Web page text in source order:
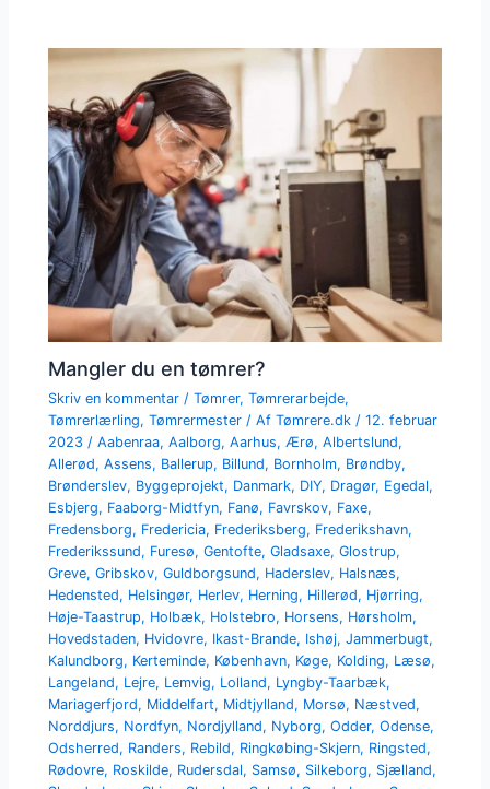
Mangler du en tømrer?
Skriv en kommentar /Tømrer,Tømrerarbejde,
Tømrerlærling,Tømrermester / AfTømrere.dk/12. februar
2023/Aabenraa,Aalborg,Aarhus,Ærø,Albertslund,
Allerød,Assens, Ballerup, Billund, Bornholm, Brøndby,
Brønderslev, Byggeprojekt, Danmark, DIY, Dragør, Egedal,
Esbjerg, Faaborg-Midtfyn, Fanø, Favrskov, Faxe,
Fredensborg, Fredericia, Frederiksberg, Frederikshavn,
Frederikssund, Furesø,Gentofte,Gladsaxe,Glostrup,
Greve,Gribskov,Guldborgsund, Haderslev, Halsnæs,
Hedensted, Helsingør, Herlev, Herning, Hillerød, Hjørring,
Høje-Taastrup, Holbæk, Holstebro, Horsens, Hørsholm,
Hovedstaden, Hvidovre, Ikast-Brande, Ishøj,Jammerbugt,
Kalundborg, Kerteminde, København, Køge, Kolding, Læsø,
Langeland, Lejre, Lemvig, Lolland, Lyngby-Taarbæk,
Mariagerfjord, Middelfart, Midtjylland, Morsø, Næstved,
Norddjurs, Nordfyn, Nordjylland, Nyborg,Odder,Odense,
Odsherred, Randers, Rebild, Ringkøbing-Skjern, Ringsted,
Rødovre, Roskilde, Rudersdal, Samsø, Silkeborg, Sjælland,